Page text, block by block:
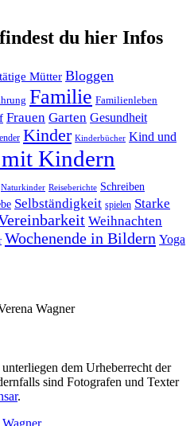
du hier Infos
Mütter Bloggen
Familie Familienleben
Frauen Garten Gesundheit
Kinder Kinderbücher Kind und
Kindern
Naturkinder Reiseberichte Schreiben
Selbständigkeit spielen Starke
Weihnachten
Wochenende in Bildern Yoga
Wagner
dem Urheberrecht der
sind Fotografen und Texter
.